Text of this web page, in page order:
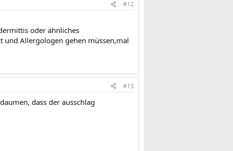
#12
oder ähnliches
und Allergologen gehen müssen,mal
#13
dass der ausschlag